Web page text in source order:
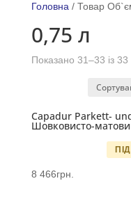
Головна / Товар
0,75 л
Показано 31–33 із 33
Capadur Parkett-
Шовковисто-
8 466грн.